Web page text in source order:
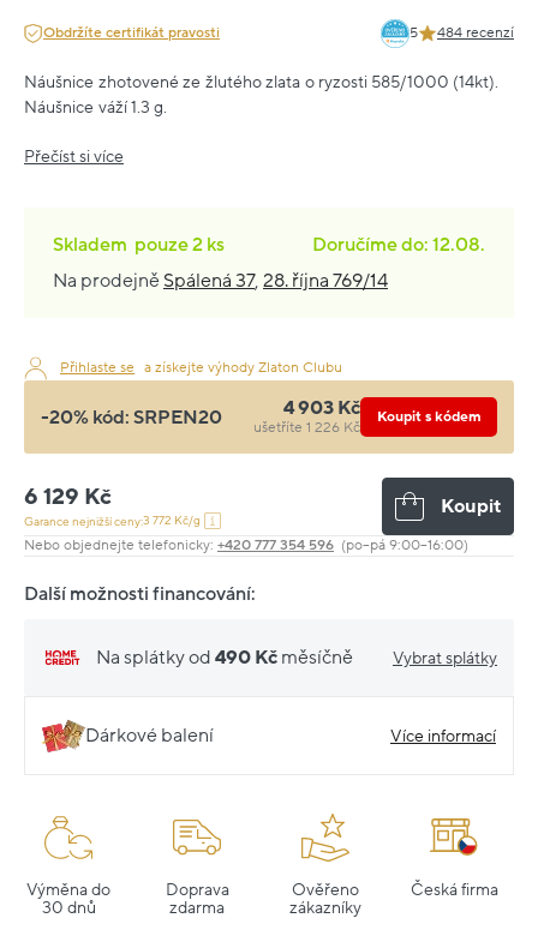
Obdržíte certifikát pravosti 5 484 recenzí
Náušnice zhotovené ze žlutého zlata o ryzosti 585/1000 (14kt).
Náušnice váží 1.3 g.
Přečíst si více
Skladem pouze2 ks
Doručíme do: 12.08.
Na prodejně Spálená 37, 28. října 769/14
Přihlaste se a získejte výhody Zlaton Clubu
-20% kód: SRPEN20 4 903 Kč
ušetříte 1 226 Kč
Koupit s kódem
6 129 Kč
Garance nejnižší ceny:3 772 Kč/g
Koupit
Nebo objednejte telefonicky: +420 777 354 596 (po–pá 9:00–16:00)
Další možnosti financování:
Na splátky od 490 Kč měsíčně Vybrat splátky
Dárkové balení Více informací
Výměna do
30 dnů
Doprava
zdarma
Ověřeno
zákazníky
Česká firma